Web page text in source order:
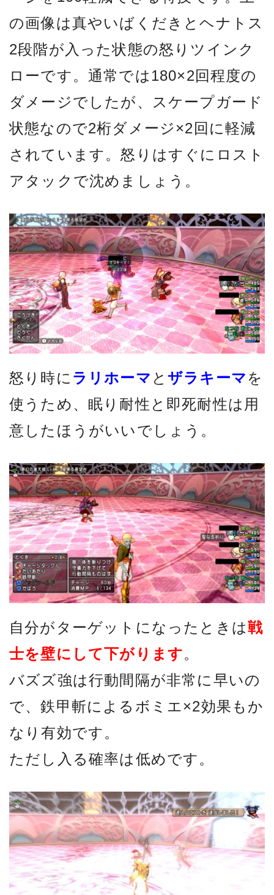
の画像は真やいばくだきとヘナトス
2段階が入った状態の怒りツインク
ローです。通常では180×2回程度の
ダメージでしたが、スケープガード
状態なので2桁ダメージ×2回に軽減
されています。怒りはすぐにロスト
アタックで沈めましょう。
怒り時に ラリホーマ とザラキーマを
使うため、眠り耐性と即死耐性は用
意したほうがいいでしょう。
自分がターゲットになったときは戦
士を壁にして下がります。
バズズ強は行動間隔が非常に早いの
で、鉄甲斬によるボミエ×2効果もか
なり有効です。
ただし入る確率は低めです。